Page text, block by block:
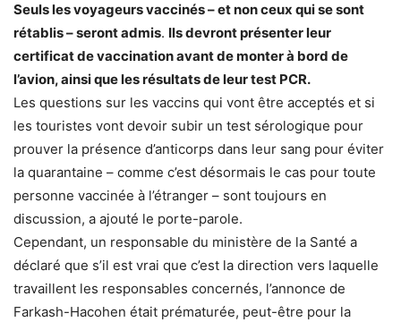
Seuls les voyageurs vaccinés – et non ceux qui se sont
rétablis – seront admis. Ils devront présenter leur
certificat de vaccination avant de monter à bord de
l’avion, ainsi que les résultats de leur test PCR.
Les questions sur les vaccins qui vont être acceptés et si
les touristes vont devoir subir un test sérologique pour
prouver la présence d’anticorps dans leur sang pour éviter
la quarantaine – comme c’est désormais le cas pour toute
personne vaccinée à l’étranger – sont toujours en
discussion, a ajouté le porte-parole.
Cependant, un responsable du ministère de la Santé a
déclaré que s’il est vrai que c’est la direction vers laquelle
travaillent les responsables concernés, l’annonce de
Farkash-Hacohen était prématurée, peut-être pour la